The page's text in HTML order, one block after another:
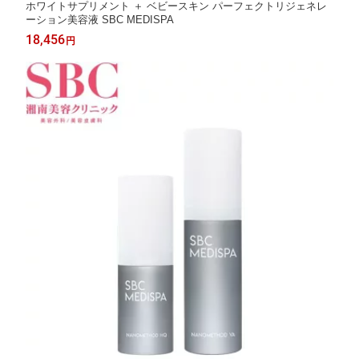
ホワイトサプリメント ＋ ベビースキン パーフェクトリジェネレ
ーション美容液 SBC MEDISPA
18,456 円